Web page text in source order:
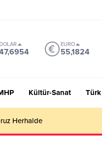
EURO
55,1824
Kültür-Sanat Türk
Herhalde